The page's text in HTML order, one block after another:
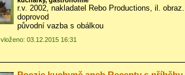
r.v. 2002, nakladatel Rebo Productions, il.
doprovod
původní vazba s obálkou
, vloženo: 03.12.2015 16:31